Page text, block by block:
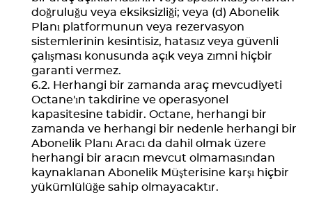
doğruluğu veya eksiksizliği; veya (d) Abonelik
Planı platformunun veya rezervasyon
sistemlerinin kesintisiz, hatasız veya güvenli
çalışması konusunda açık veya zımni hiçbir
garanti vermez.
Herhangi bir zamanda araç mevcudiyeti
Octane'ın takdirine ve operasyonel
kapasitesine tabidir. Octane, herhangi bir
zamanda ve herhangi bir nedenle herhangi bir
Abonelik Planı Aracı da dahil olmak üzere
herhangi bir aracın mevcut olmamasından
kaynaklanan Abonelik Müşterisine karşı hiçbir
yükümlülüğe sahip olmayacaktır.